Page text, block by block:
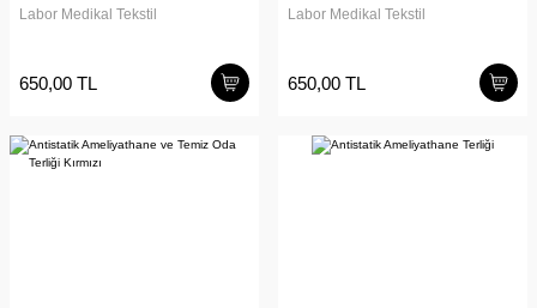
Labor Medikal Tekstil
650,00 TL
Labor Medikal Tekstil
650,00 TL